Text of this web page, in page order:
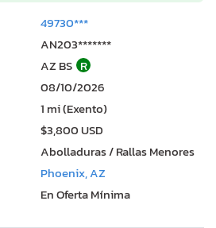
49730***
AN203*******
AZ BS R
08/10/2026
1 mi (Exento)
$3,800 USD
Abolladuras / Rallas Menores
Phoenix, AZ
En Oferta Mínima